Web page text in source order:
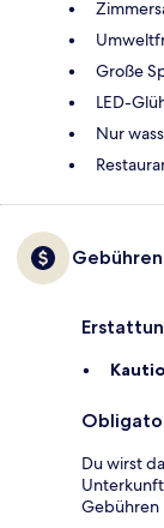
Große
LED-
Nur
Du wirst
Gebühren